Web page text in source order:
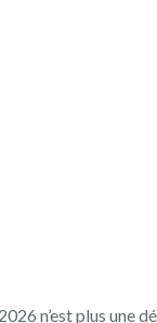
n’est plus une